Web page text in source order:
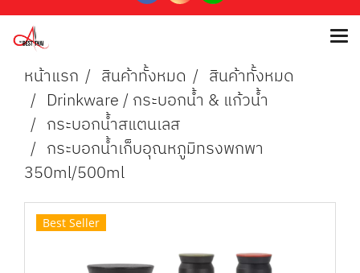
หน้าแรก สินค้าทั้งหมด
สินค้าทั้งหมด
Drinkware / กระบอกน้ำ & แก้วน้ำ
กระบอกน้ำสแตนเลส
กระบอกน้ำเก็บอุณหภูมิทรงพกพา
350ml/500ml
Best Seller